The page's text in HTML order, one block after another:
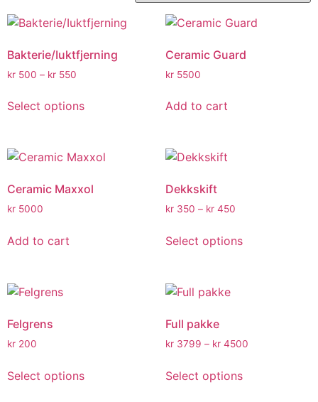
Bakterie/Iuktfjerning
kr 500 – kr 550
Select options
Ceramic Guard
kr5500
Add to cart
Ceramic Maxxol
kr 5000
Add to cart
Dekkskift
kr350 – kr450
Select options
Felgrens
kr 200
Select options
Full pakke
kr3799 – kr4500
Select options